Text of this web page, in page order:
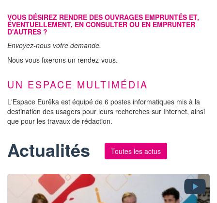
VOUS DÉSIREZ RENDRE DES OUVRAGES EMPRUNTÉS ET,
ÉVENTUELLEMENT, EN CONSULTER OU EN EMPRUNTER
D'AUTRES ?
Envoyez-nous votre demande.
Nous vous fixerons un rendez-vous.
UN ESPACE MULTIMÉDIA
L'Espace Eurêka est équipé de 6 postes informatiques mis à la
destination des usagers pour leurs recherches sur Internet, ainsi
que pour les travaux de rédaction.
Actualités Toutes les actus